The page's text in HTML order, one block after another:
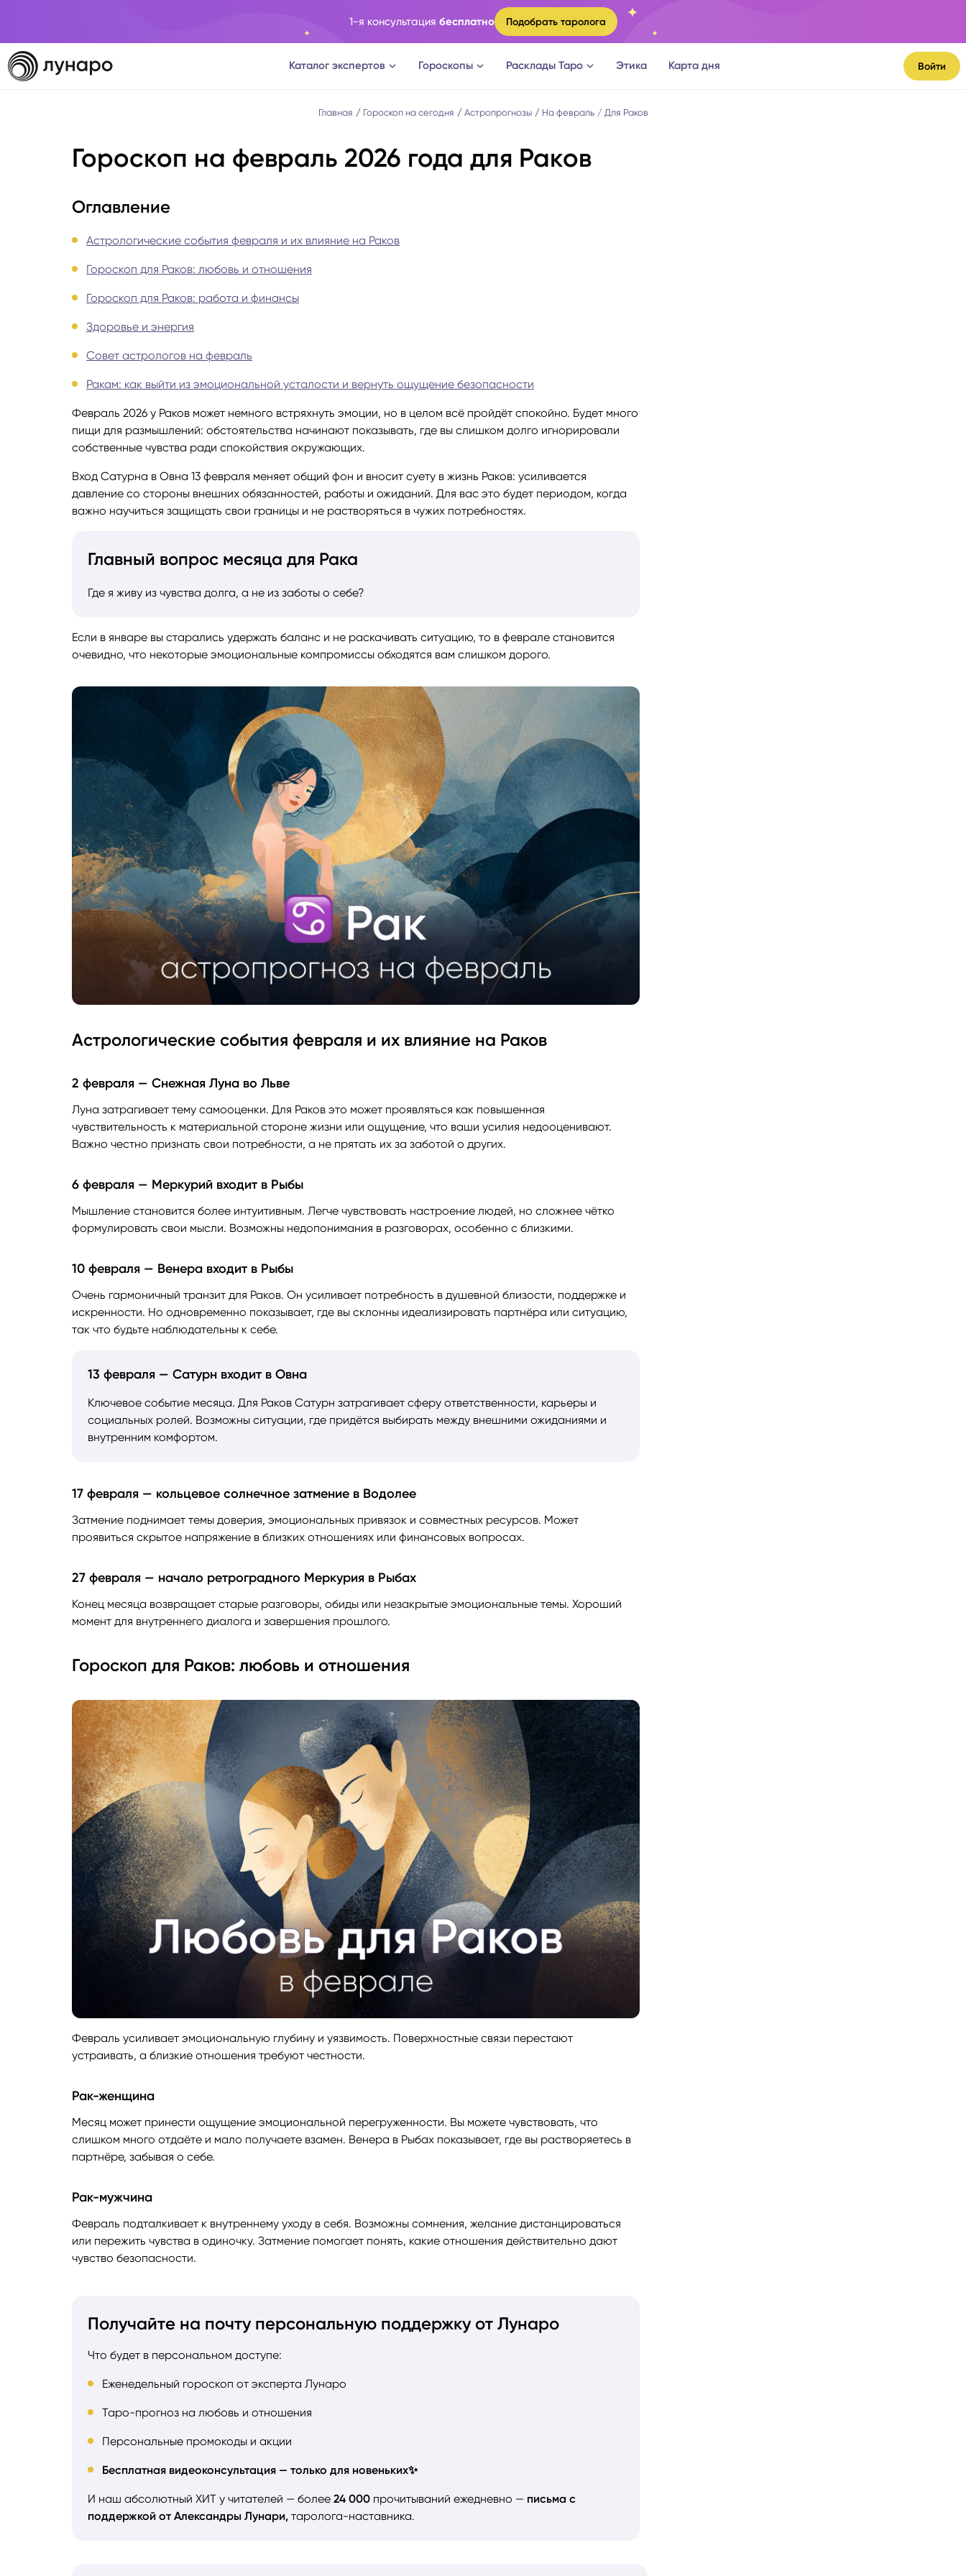
1-я консультация бесплатно Подобрать таролога
Каталог экспертов
Тарологи
Астрологи
Матрица судьбы
Расстановки
Чакрологи
Гороскопы
Овен
Телец
Скорпион
Стрелец
Козерог
Водолей
Расклады Таро
Расклад Таро на судьбу
Расклад Таро на измену
Расклад Таро на ситуацию
Расклад Таро на неделю
Расклад Таро «Карта дня»
Этика Карта дня Войти
Главная Гороскоп на сегодня Астропрогнозы На февраль Для Раков
Гороскоп на февраль 2026 года для Раков
Оглавление
Астрологические события февраля и их влияние на Раков
Гороскоп для Раков: любовь и отношения
Гороскоп для Раков: работа и финансы
Здоровье и энергия
Совет астрологов на февраль
Ракам: как выйти из эмоциональной усталости и вернуть ощущение безопасности
Февраль 2026 у Раков может немного встряхнуть эмоции, но в целом всё пройдёт спокойно. Будет много
пищи для размышлений: обстоятельства начинают показывать, где вы слишком долго игнорировали
собственные чувства ради спокойствия окружающих.
Вход Сатурна в Овна 13 февраля меняет общий фон и вносит суету в жизнь Раков: усиливается
давление со стороны внешних обязанностей, работы и ожиданий. Для вас это будет периодом, когда
важно научиться защищать свои границы и не растворяться в чужих потребностях.
Главный вопрос месяца для Рака
Где я живу из чувства долга, а не из заботы о себе?
Если в январе вы старались удержать баланс и не раскачивать ситуацию, то в феврале становится
очевидно, что некоторые эмоциональные компромиссы обходятся вам слишком дорого.
Астрологические события февраля и их влияние на Раков
2 февраля — Снежная Луна во Льве
Луна затрагивает тему самооценки. Для Раков это может проявляться как повышенная
чувствительность к материальной стороне жизни или ощущение, что ваши усилия недооценивают.
Важно честно признать свои потребности, а не прятать их за заботой о других.
6 февраля — Меркурий входит в Рыбы
Мышление становится более интуитивным. Легче чувствовать настроение людей, но сложнее чётко
формулировать свои мысли. Возможны недопонимания в разговорах, особенно с близкими.
10 февраля — Венера входит в Рыбы
Очень гармоничный транзит для Раков. Он усиливает потребность в душевной близости, поддержке и
искренности. Но одновременно показывает, где вы склонны идеализировать партнёра или ситуацию,
так что будьте наблюдательны к себе.
13 февраля — Сатурн входит в Овна
Ключевое событие месяца. Для Раков Сатурн затрагивает сферу ответственности, карьеры и
социальных ролей. Возможны ситуации, где придётся выбирать между внешними ожиданиями и
внутренним комфортом.
17 февраля — кольцевое солнечное затмение в Водолее
Затмение поднимает темы доверия, эмоциональных привязок и совместных ресурсов. Может
проявиться скрытое напряжение в близких отношениях или финансовых вопросах.
27 февраля — начало ретроградного Меркурия в Рыбах
Конец месяца возвращает старые разговоры, обиды или незакрытые эмоциональные темы. Хороший
момент для внутреннего диалога и завершения прошлого.
Гороскоп для Раков: любовь и отношения
Февраль усиливает эмоциональную глубину и уязвимость. Поверхностные связи перестают
устраивать, а близкие отношения требуют честности.
Рак-женщина
Месяц может принести ощущение эмоциональной перегруженности. Вы можете чувствовать, что
слишком много отдаёте и мало получаете взамен. Венера в Рыбах показывает, где вы растворяетесь в
партнёре, забывая о себе.
Рак-мужчина
Февраль подталкивает к внутреннему уходу в себя. Возможны сомнения, желание дистанцироваться
или пережить чувства в одиночку. Затмение помогает понять, какие отношения действительно дают
чувство безопасности.
Получайте на почту персональную поддержку от Лунаро
Что будет в персональном доступе:
Еженедельный гороскоп от эксперта Лунаро
Таро-прогноз на любовь и отношения
Персональные промокоды и акции
Бесплатная видеоконсультация — только для новеньких✨
И наш абсолютный ХИТ у читателей — более 24 000 прочитываний ежедневно — письма с
поддержкой от Александры Лунари, таролога-наставника.